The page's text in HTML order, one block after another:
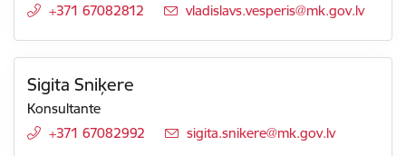
+371 67082812
E-pasts:
vladislavs.vesperis@mk.gov.lv
Sigita Sniķere
Konsultante
+371 67082992
E-pasts:
sigita.snikere@mk.gov.lv